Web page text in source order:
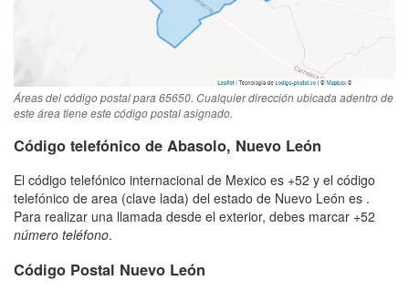
Áreas del código postal para 65650. Cualquier dirección ubicada adentro de
este área tiene este código postal asignado.
Código telefónico de Abasolo, Nuevo León
El código telefónico internacional de Mexico es +52 y el código
telefónico de area (clave lada) del estado de Nuevo León es .
Para realizar una llamada desde el exterior, debes marcar +52
número teléfono.
Código Postal Nuevo León